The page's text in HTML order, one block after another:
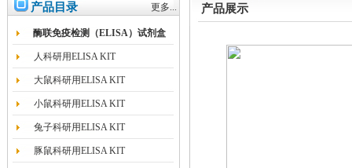
产品目录 更多...
酶联免疫检测（ELISA）试剂盒
人科研用ELISA KIT
大鼠科研用ELISA KIT
小鼠科研用ELISA KIT
兔子科研用ELISA KIT
豚鼠科研用ELISA KIT
产品展示